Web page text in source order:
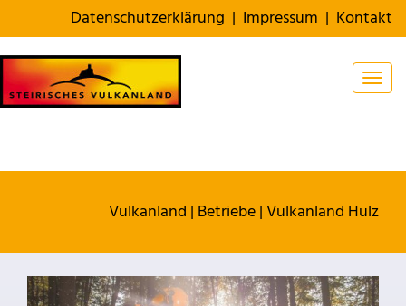
Datenschutzerklärung | Impressum | Kontakt
Vulkanland | Betriebe|Vulkanland Hulz